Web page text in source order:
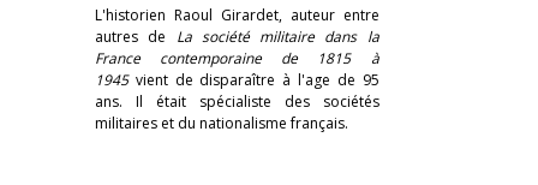
L'historien Raoul Girardet, auteur entre
autres de La société militaire dans la
France contemporaine de 1815 à
1945vient de disparaître à l'age de 95
ans. Il était spécialiste des sociétés
militaires et du nationalisme français.